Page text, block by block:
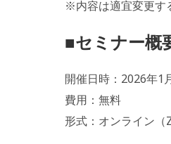
※内容は適宜変更す
■セミナー概
開催日時：2026年
費用：無料
形式：オンライン（